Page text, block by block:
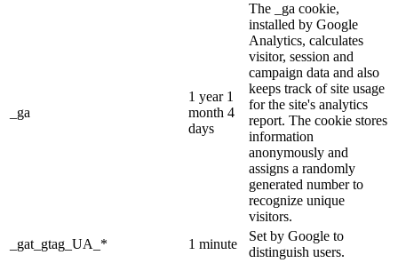
_ga
1 year 1
month 4
days
The _ga cookie,
installed by Google
Analytics, calculates
visitor, session and
campaign data and also
keeps track of site usage
for the site's analytics
report. The cookie stores
information
anonymously and
assigns a randomly
generated number to
recognize unique
visitors.
_gat_gtag_UA_*
1 minute
Set by Google to
distinguish users.